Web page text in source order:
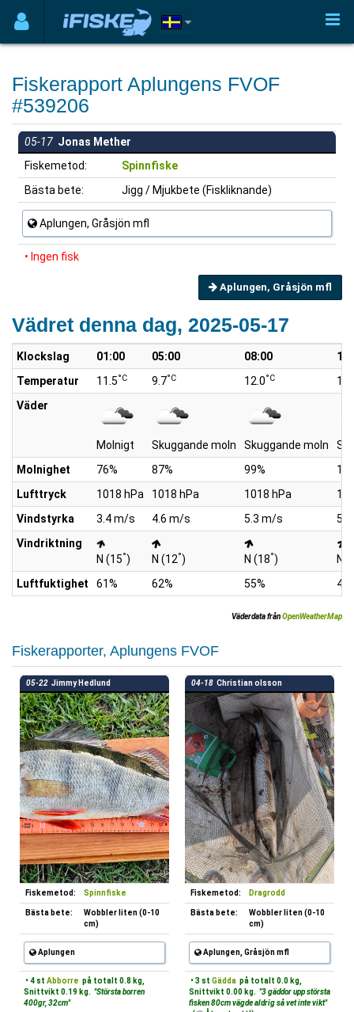
Fiskerapport Aplungens FVOF
#539206
05-17 Jonas Mether
Fiskemetod:
Spinnfiske
Bästa bete:
Jigg / Mjukbete (Fiskliknande)
Aplungen, Gråsjön mfl
• Ingen fisk
Aplungen, Gråsjön mfl
Vädret denna dag, 2025-05-17
Klockslag 01:00 05:00 08:00
Temperatur
11.5°C 9.7°C 12.0°C
Väder
Molnigt Skuggande moln Skuggande moln
Molnighet
76% 87% 99%
Lufttryck
1018 hPa 1018 hPa 1018 hPa
Vindstyrka
3.4 m/s 4.6 m/s 5.3 m/s
Vindriktning
N (15°) N (12°) N (18°)
Luftfuktighet
61% 62% 55%
Väderdata frånOpenWeatherMap
Fiskerapporter, Aplungens FVOF
05-22 Jimmy Hedlund
Fiskemetod: Spinnfiske
Bästa bete:
Wobbler liten (0-10
cm)
Aplungen
• 4 st Abborre på totalt 0.8 kg,
Snittvikt 0.19 kg. "Största borren
400gr, 32cm"
04-18 Christian olsson
Fiskemetod: Dragrodd
Bästa bete:
Wobbler liten (0-10
cm)
Aplungen, Gråsjön mfl
• 3 st Gädda på totalt 0.0 kg,
Snittvikt 0.00 kg. "3 gäddor upp största
fisken 80cm vägde aldrig så vet inte vikt"